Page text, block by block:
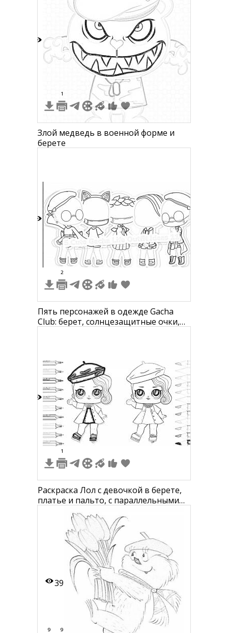
1
Злой медведь в военной форме и
берете
2
Пять персонажей в одежде Gacha
Club: берет, солнцезащитные очки,
короткими рукавами, ремень;
повязка на голову, длинный свитер,
юбка; кепка, очки в круглой оправе,
ру
1
Раскраска Лол с девочкой в берете,
платье и пальто, с параллельными
рядами цветных карандашей и
маркеров по бокам
39
9 9